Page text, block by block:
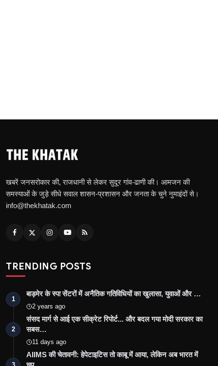
खबरें जनसरोकार की, राजधानी से लेकर सुदूर गांव-ढाणी की। आमजन की
समस्याओं के जुड़े सीधे सवाल शासन-प्रशासन और जनता के चुने नुमाइंदों से।
info@thekhatak.com
TRENDING POSTS
1
बाड़मेर के स्पा सेंटरों में अनैतिक गतिविधियों का खुलासा, युवाओं और …
2 years ago
2
संसद मार्ग से आई एक सीक्रेट रिपोर्ट... और बदल गया मोदी सरकार का
सबस…
11 days ago
AIIMS की चेतावनी: हेपेटाइटिस तो काबू में आया, लेकिन अब भारत में